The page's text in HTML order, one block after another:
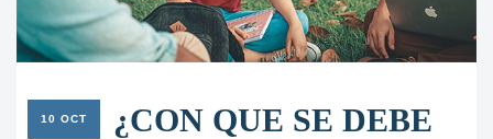
10 OCT
¿CON QUE SE DEBE